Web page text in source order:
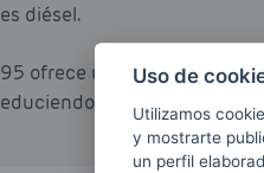
diésel.
ofrece un mejor
las cantidades de
Uso de
Utilizamos
y mostrarte
un perfil